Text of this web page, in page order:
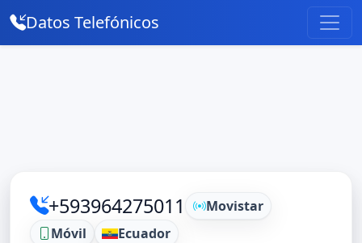
Datos Telefónicos
+593964275011
Movistar
Móvil
Ecuador